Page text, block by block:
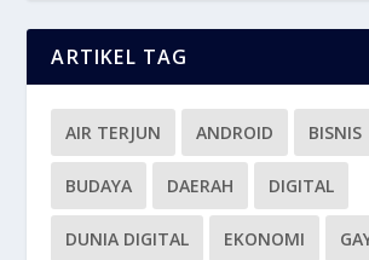
ARTIKEL TAG
AIR TERJUN ANDROID BISNIS
BUDAYA DAERAH DIGITAL
DUNIA DIGITAL EKONOMI